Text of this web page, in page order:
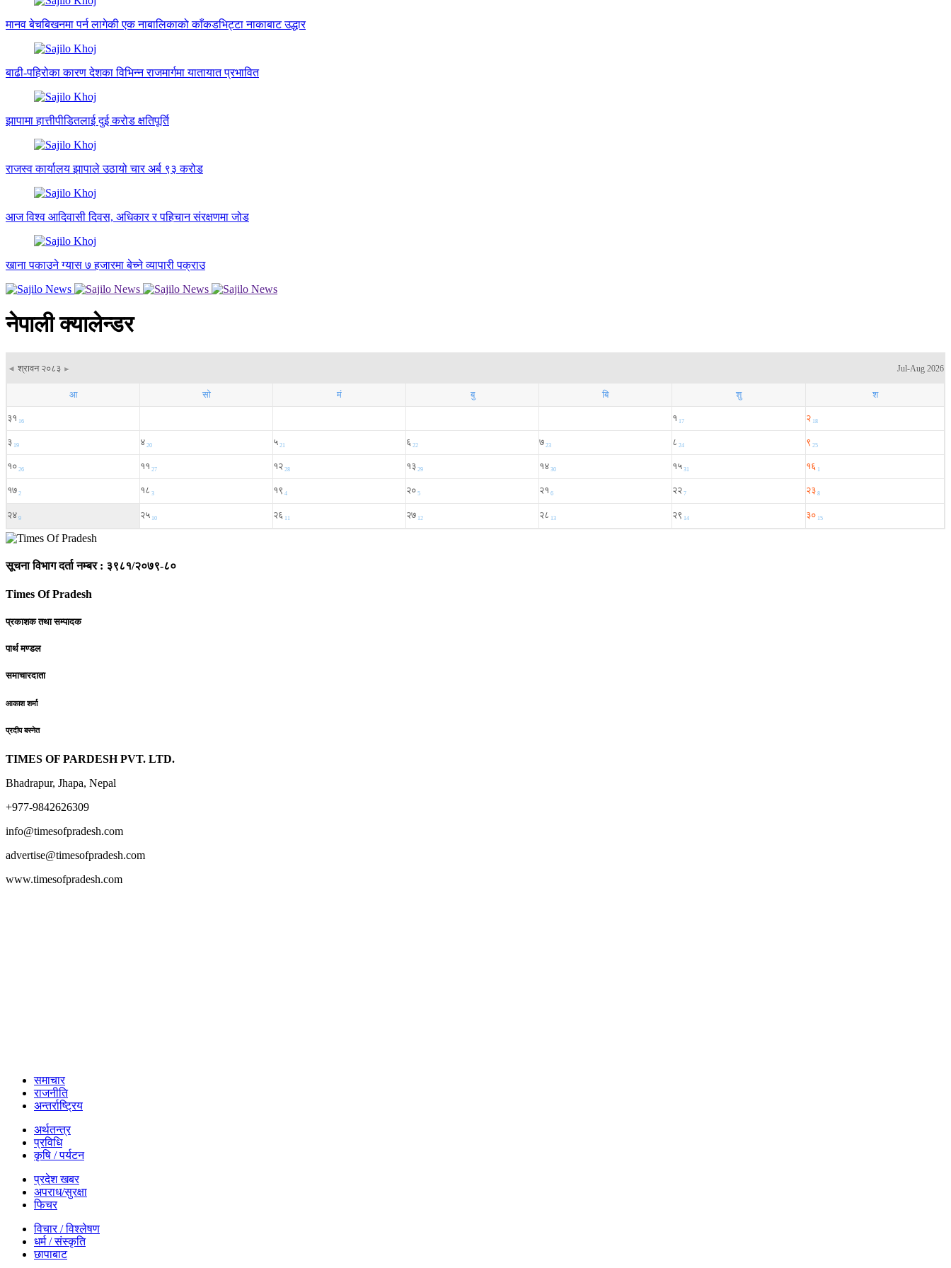
मानव बेचबिखनमा पर्न लागेकी एक नाबालिकाको काँकडभिट्टा नाकाबाट उद्धार
बाढी-पहिरोका कारण देशका विभिन्न राजमार्गमा यातायात प्रभावित
झापामा हात्तीपीडितलाई दुई करोड क्षतिपूर्ति
राजस्व कार्यालय झापाले उठायो चार अर्ब ९३ करोड
आज विश्व आदिवासी दिवस, अधिकार र पहिचान संरक्षणमा जोड
खाना पकाउने ग्यास ७ हजारमा बेच्ने व्यापारी पक्राउ
नेपाली क्यालेन्डर
सूचना विभाग दर्ता नम्बर : ३९८१/२०७९-८०
Times Of Pradesh
प्रकाशक तथा सम्पादक
पार्थ मण्डल
समाचारदाता
आकाश शर्मा
प्रदीप बस्नेत
TIMES OF PARDESH PVT. LTD.
Bhadrapur, Jhapa, Nepal
+977-9842626309
info@timesofpradesh.com
advertise@timesofpradesh.com
www.timesofpradesh.com
समाचार
राजनीति
अन्तर्राष्ट्रिय
अर्थतन्त्र
प्रविधि
कृषि / पर्यटन
प्रदेश खबर
अपराध/सुरक्षा
फिचर
विचार / विश्लेषण
धर्म / संस्कृति
छापाबाट